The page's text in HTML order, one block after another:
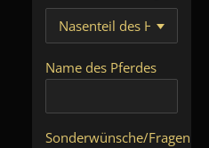
Name des Pferdes
Sonderwünsche/Fragen